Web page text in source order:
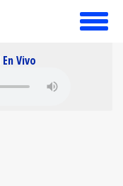
toggle
En Vivo